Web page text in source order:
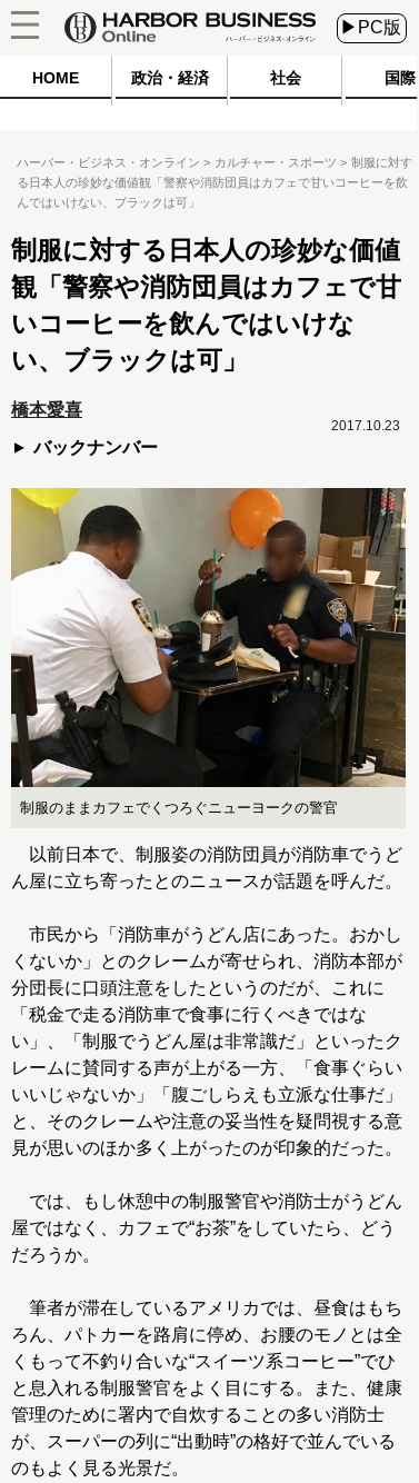
▶PC版
HOME 政治・経済 社会 国際
ハーバー・ビジネス・オンライン カルチャー・スポーツ
制服に対す
る日本人の珍妙な価値観「警察や消防団員はカフェで甘いコーヒーを飲
んではいけない、ブラックは可」
制服に対する日本人の珍妙な価値
観「警察や消防団員はカフェで甘
いコーヒーを飲んではいけな
い、ブラックは可」
橋本愛喜
バックナンバー
2017.10.23
制服のままカフェでくつろぐニューヨークの警官
以前日本で、制服姿の消防団員が消防車でうど
ん屋に立ち寄ったとのニュースが話題を呼んだ。
市民から「消防車がうどん店にあった。おかし
くないか」とのクレームが寄せられ、消防本部が
分団長に口頭注意をしたというのだが、これに
「税金で走る消防車で食事に行くべきではな
い」、「制服でうどん屋は非常識だ」といったク
レームに賛同する声が上がる一方、「食事ぐらい
いいじゃないか」「腹ごしらえも立派な仕事だ」
と、そのクレームや注意の妥当性を疑問視する意
見が思いのほか多く上がったのが印象的だった。
では、もし休憩中の制服警官や消防士がうどん
屋ではなく、カフェで“お茶”をしていたら、どう
だろうか。
筆者が滞在しているアメリカでは、昼食はもち
ろん、パトカーを路肩に停め、お腰のモノとは全
くもって不釣り合いな“スイーツ系コーヒー”でひ
と息入れる制服警官をよく目にする。また、健康
管理のために署内で自炊することの多い消防士
が、スーパーの列に“出動時”の格好で並んでいる
のもよく見る光景だ。